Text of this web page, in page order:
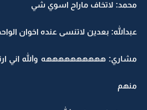
محمد: لاتخاف ماراح اسوي شي
عبدالله: بعدين لاتنسى عنده اخوان
مشاري: ههههههههههه والله اني
منهم